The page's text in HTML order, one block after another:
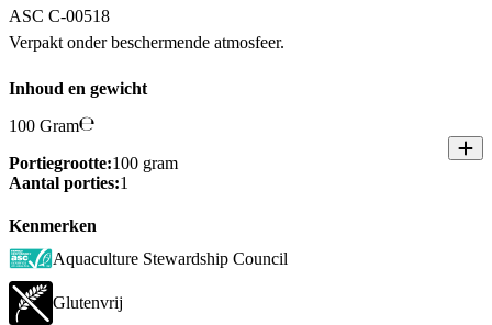
ASC C-00518
Verpakt onder beschermende atmosfeer.
Inhoud en gewicht
100 Gram
Portiegrootte:100 gram
Aantal porties:1
Kenmerken
Aquaculture Stewardship Council
Glutenvrij